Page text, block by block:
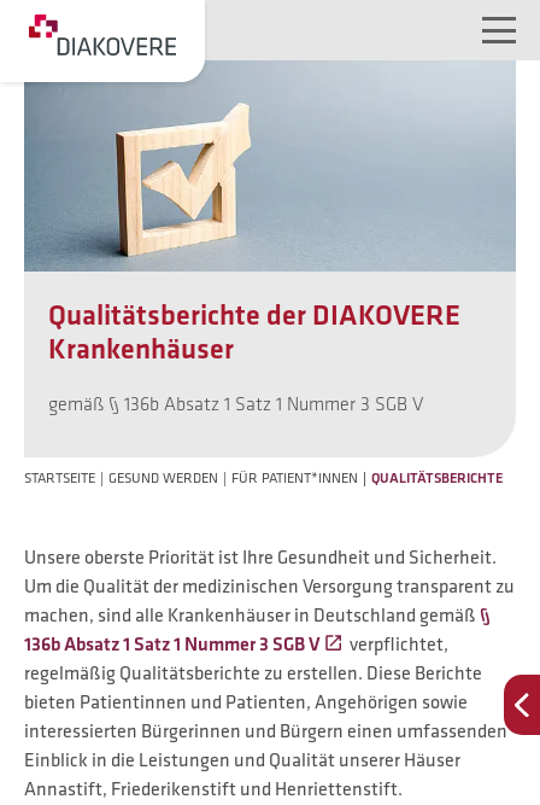
NAVIGATION ÜBERSPRINGEN
Qualitätsberichte der DIAKOVERE
Krankenhäuser
gemäß § 136b Absatz 1 Satz 1 Nummer 3 SGB V
STARTSEITE GESUND WERDEN FÜR PATIENT*INNEN QUALITÄTSBERICHTE
Unsere oberste Priorität ist Ihre Gesundheit und Sicherheit.
Um die Qualität der medizinischen Versorgung transparent zu
machen, sind alle Krankenhäuser in Deutschland gemäß §
136b Absatz 1 Satz 1 Nummer 3 SGB V
verpflichtet,
regelmäßig Qualitätsberichte zu erstellen. Diese Berichte
bieten Patientinnen und Patienten, Angehörigen sowie
interessierten Bürgerinnen und Bürgern einen umfassenden
Einblick in die Leistungen und Qualität unserer Häuser
Annastift, Friederikenstift und Henriettenstift.